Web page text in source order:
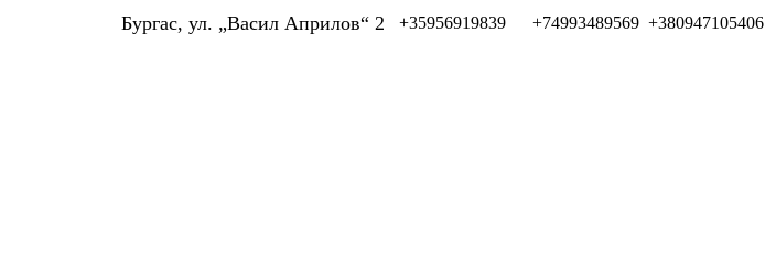
Бургас, ул. „Васил Априлов“ 2 +35956919839 +74993489569 +380947105406